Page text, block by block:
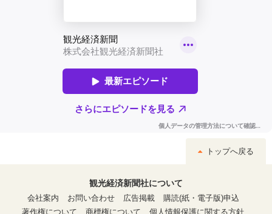
トップへ戻る
観光経済新聞社について
会社案内
お問い合わせ 広告掲載
購読(紙・電子版)申込
著作権について
商標権について 個人情報保護に関する方針